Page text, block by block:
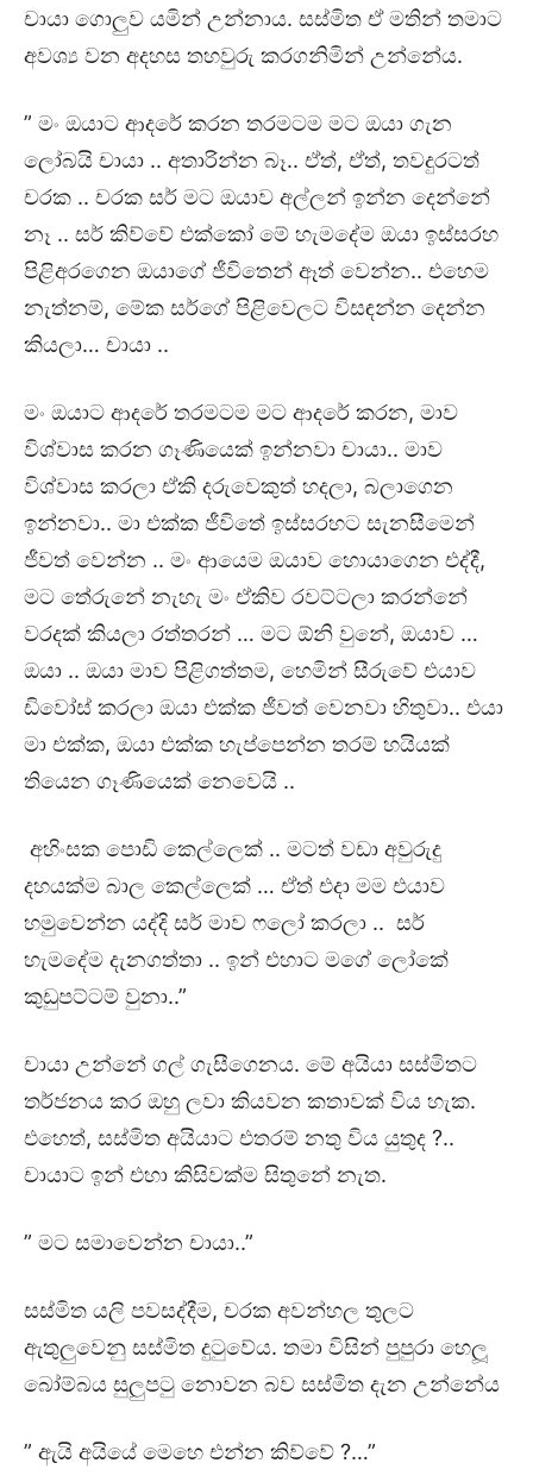
චායා ගොලුව යමින් උන්නාය. සස්මිත ඒ මතින් තමාට
අවශ්‍ය වන අදහස තහවුරු කරගනිමින් උන්නේය.
” මං ඔයාට ආදරේ කරන තරමටම මට ඔයා ගැන
ලෝබයි චායා .. අතාරින්න බෑ.. ඒත්, ඒත්, තවදුරටත්
චරක .. චරක සර් මට ඔයාව අල්ලන් ඉන්න දෙන්නේ
නෑ .. සර් කිව්වේ එක්කෝ මේ හැමදේම ඔයා ඉස්සරහ
පිළිඅරගෙන ඔයාගේ ජීවිතෙන් ඈත් වෙන්න.. එහෙම
නැත්නම්, මේක සර්ගේ පිළිවෙලට විසඳන්න දෙන්න
කියලා… චායා ..
මං ඔයාට ආදරේ තරමටම මට ආදරේ කරන, මාව
විශ්වාස කරන ගෑණියෙක් ඉන්නවා චායා.. මාව
විශ්වාස කරලා ඒකි දරුවෙකුත් හදලා, බලාගෙන
ඉන්නවා.. මා එක්ක ජීවිතේ ඉස්සරහට සැනසීමෙන්
ජීවත් වෙන්න .. මං ආයෙම ඔයාව හොයාගෙන එද්දී,
මට තේරුනේ නැහැ මං ඒකිව රවට්ටලා කරන්නේ
වරදක් කියලා රත්තරන් … මට ඕනි වුනේ, ඔයාව …
ඔයා .. ඔයා මාව පිළිගත්තම, හෙමින් සීරුවේ එයාව
ඩිවෝස් කරලා ඔයා එක්ක ජීවත් වෙනවා හිතුවා.. එයා
මා එක්ක, ඔයා එක්ක හැප්පෙන්න තරම් හයියක්
තියෙන ගෑණියෙක් නෙවෙයි ..
අහිංසක පොඩි කෙල්ලෙක් .. මටත් වඩා අවුරුදු
දහයක්ම බාල කෙල්ලෙක් … ඒත් එදා මම එයාව
හමුවෙන්න යද්දි සර් මාව ෆලෝ කරලා .. සර්
හැමදේම දැනගත්තා .. ඉන් එහාට මගේ ලෝකේ
කුඩුපට්ටම් වුනා..”
චායා උන්නේ ගල් ගැසීගෙනය. මේ අයියා සස්මිතට
තර්ජනය කර ඔහු ලවා කියවන කතාවක් විය හැක.
එහෙත්, සස්මිත අයියාට එතරම් නතු විය යුතුද ?..
චායාට ඉන් එහා කිසිවක්ම සිතුනේ නැත.
” මට සමාවෙන්න චායා..”
සස්මිත යලි පවසද්දීම, චරක අවන්හල තුලට
ඇතුලුවෙනු සස්මිත දුටුවේය. තමා විසින් පුපුරා හෙලූ
බෝම්බය සුලුපටු නොවන බව සස්මිත දැන උන්නේය
” ඇයි අයියේ මෙහෙ එන්න කිව්වේ ?…”